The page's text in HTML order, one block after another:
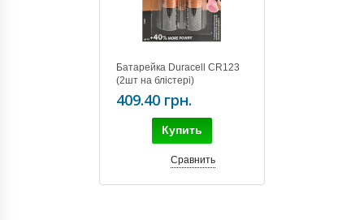
Батарейка Duracell CR123
(2шт на блістері)
409.40 грн.
Купить
Сравнить